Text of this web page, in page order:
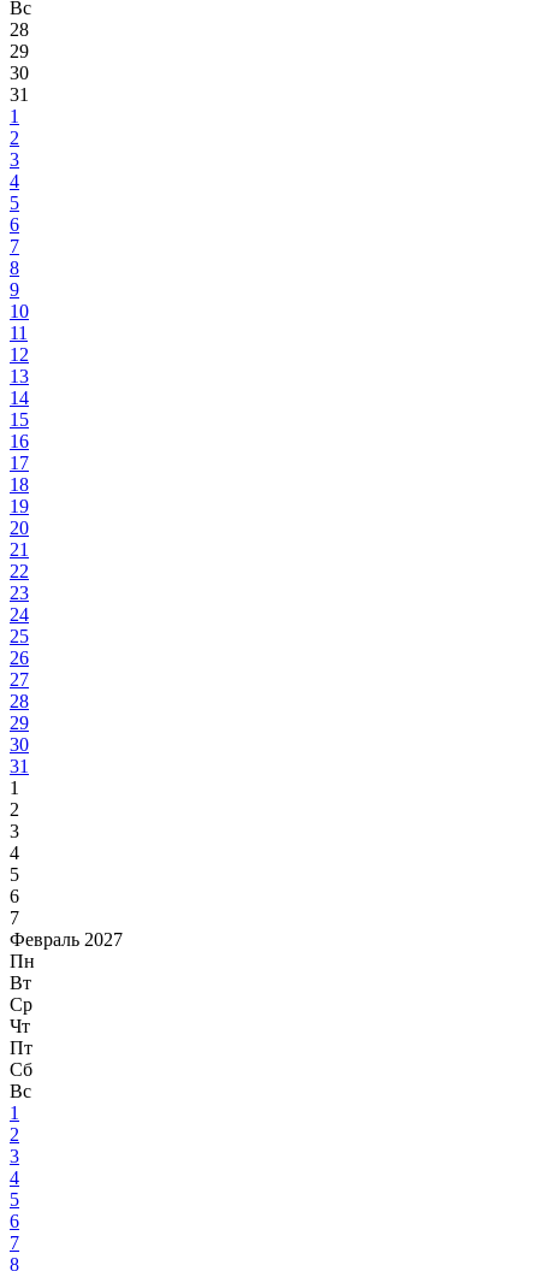
Вс
28
29
30
31
1
2
3
4
5
6
7
8
9
10
11
12
13
14
15
16
17
18
19
20
21
22
23
24
25
26
27
28
29
30
31
1
2
3
4
5
6
7
Февраль 2027
Пн
Вт
Ср
Чт
Пт
Сб
Вс
1
2
3
4
5
6
7
8